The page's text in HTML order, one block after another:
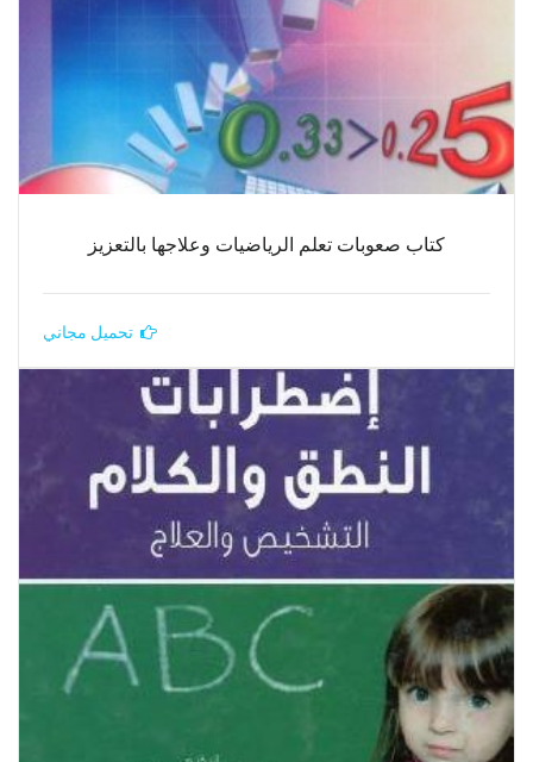
كتاب صعوبات تعلم الرياضيات وعلاجها بالتعزيز
تحميل مجاني